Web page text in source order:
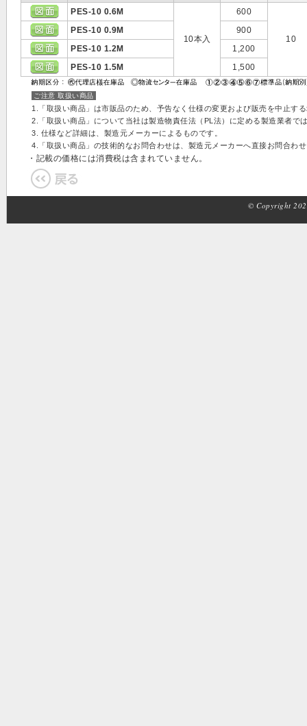
PES-10 0.6M
10本入
600
10
PES-10 0.9M
900
PES-10 1.2M
1,200
PES-10 1.5M
1,500
ご注意 取扱い商品
1.「取扱い商品」は市販品のため、予告なく仕様の変更および販売を中止す
2.「取扱い商品」について当社は製造物責任法（PL法）に定める製造業者で
3. 仕様など詳細は、製造元メーカーによるものです。
4.「取扱い商品」の技術的なお問合わせは、製造元メーカーへ直接お問合わ
・記載の価格には消費税は含まれていません。
© Copyright